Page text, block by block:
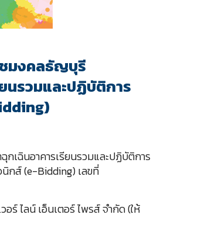
ชมงคลธัญบุรี
นรวมและปฏิบัติการ
กเฉินอาคารเรียนรวมและปฏิบัติการ
นิกส์ (e-Bidding) เลขที่
ร์ ไลน์ เอ็นเตอร์ ไพรส์ จำกัด (ให้